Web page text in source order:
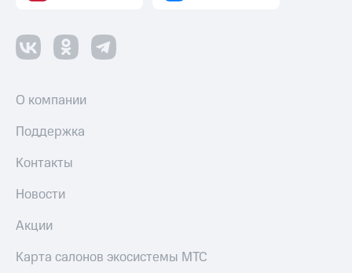
О компании
Поддержка
Контакты
Новости
Акции
Карта салонов экосистемы МТС